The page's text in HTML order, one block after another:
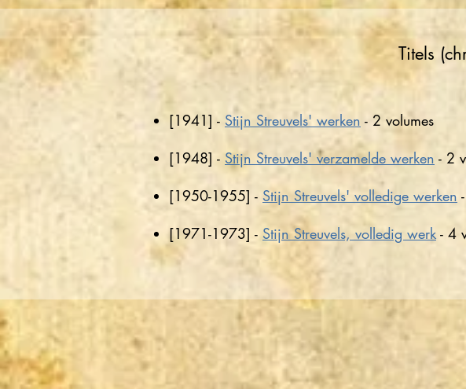
Titels
[1941] - Stijn Streuvels' werken - 2 volumes
[1948] - Stijn Streuvels' verzamelde werken - 2
[1950-1955] - Stijn Streuvels' volledige werken
[1971-1973] - Stijn Streuvels, volledig werk - 4